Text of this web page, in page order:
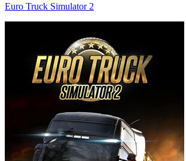
Euro Truck Simulator 2